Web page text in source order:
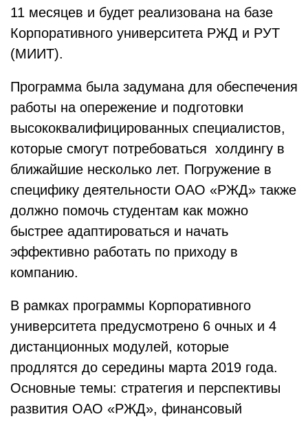
11 месяцев и будет реализована на базе
Корпоративного университета РЖД и РУТ
(МИИТ).
Программа была задумана для обеспечения
работы на опережение и подготовки
высококвалифицированных специалистов,
которые смогут потребоваться холдингу в
ближайшие несколько лет. Погружение в
специфику деятельности ОАО «РЖД» также
должно помочь студентам как можно
быстрее адаптироваться и начать
эффективно работать по приходу в
компанию.
В рамках программы Корпоративного
университета предусмотрено 6 очных и 4
дистанционных модулей, которые
продлятся до середины марта 2019 года.
Основные темы: стратегия и перспективы
развития ОАО «РЖД», финансовый